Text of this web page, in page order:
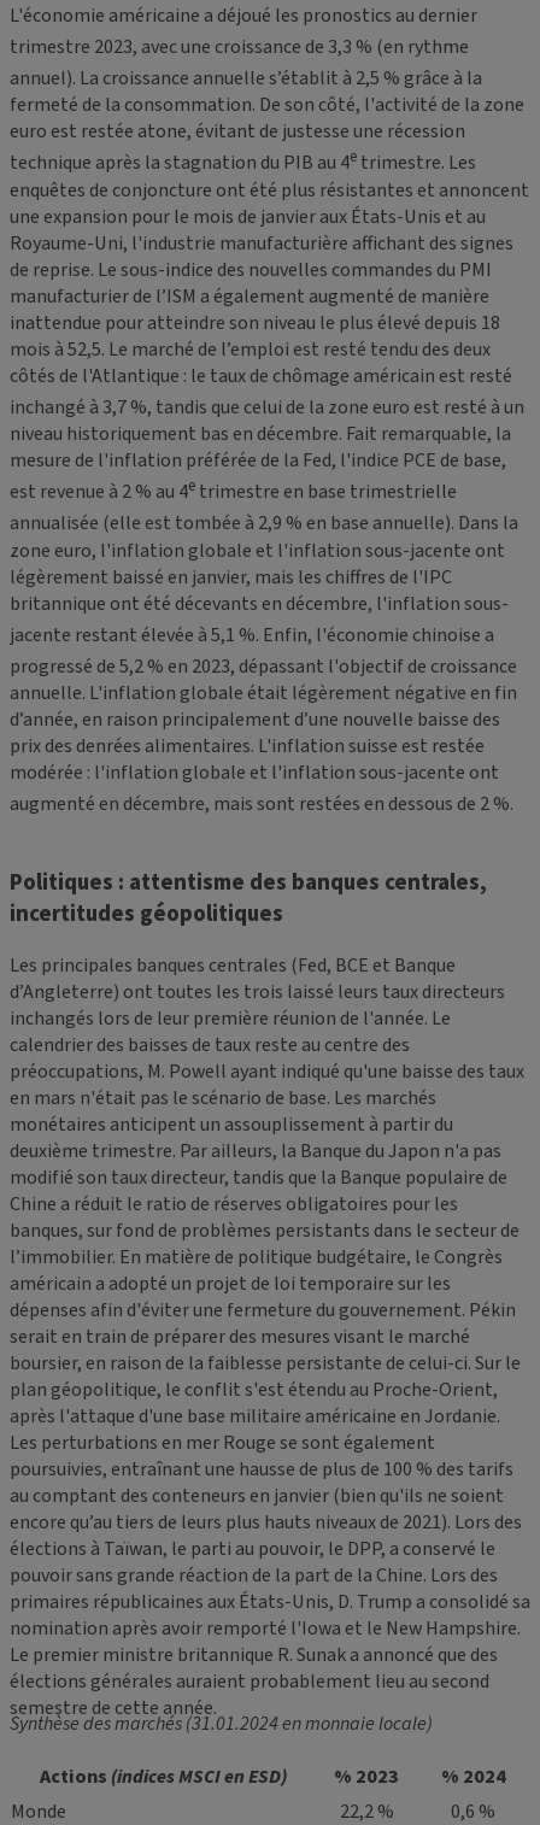
L'économie américaine a déjoué les pronostics au dernier
trimestre 2023, avec une croissance de 3,3 % (en rythme
annuel). La croissance annuelle s’établit à 2,5 % grâce à la
fermeté de la consommation. De son côté, l'activité de la zone
euro est restée atone, évitant de justesse une récession
technique après la stagnation du PIB au 4e trimestre. Les
enquêtes de conjoncture ont été plus résistantes et annoncent
une expansion pour le mois de janvier aux États-Unis et au
Royaume-Uni, l'industrie manufacturière affichant des signes
de reprise. Le sous-indice des nouvelles commandes du PMI
manufacturier de l’ISM a également augmenté de manière
inattendue pour atteindre son niveau le plus élevé depuis 18
mois à 52,5. Le marché de l’emploi est resté tendu des deux
côtés de l'Atlantique : le taux de chômage américain est resté
inchangé à 3,7%, tandis que celui de la zone euro est resté à un
niveau historiquement bas en décembre. Fait remarquable, la
mesure de l'inflation préférée de la Fed, l'indice PCE de base,
est revenue à 2% au 4e trimestre en base trimestrielle
annualisée (elle est tombée à 2,9 % en base annuelle). Dans la
zone euro, l'inflation globale et l'inflation sous-jacente ont
légèrement baissé en janvier, mais les chiffres de l'IPC
britannique ont été décevants en décembre, l'inflation sous-
jacente restant élevée à 5,1 %. Enfin, l'économie chinoise a
progressé de 5,2% en 2023, dépassant l'objectif de croissance
annuelle. L'inflation globale était légèrement négative en fin
d’année, en raison principalement d’une nouvelle baisse des
prix des denrées alimentaires. L'inflation suisse est restée
modérée : l'inflation globale et l'inflation sous-jacente ont
augmenté en décembre, mais sont restées en dessous de 2%.
Politiques : attentisme des banques centrales,
incertitudes géopolitiques
Les principales banques centrales (Fed, BCE et Banque
d’Angleterre) ont toutes les trois laissé leurs taux directeurs
inchangés lors de leur première réunion de l'année. Le
calendrier des baisses de taux reste au centre des
préoccupations, M. Powell ayant indiqué qu'une baisse des taux
en mars n'était pas le scénario de base. Les marchés
monétaires anticipent un assouplissement à partir du
deuxième trimestre. Par ailleurs, la Banque du Japon n'a pas
modifié son taux directeur, tandis que la Banque populaire de
Chine a réduit le ratio de réserves obligatoires pour les
banques, sur fond de problèmes persistants dans le secteur de
l’immobilier. En matière de politique budgétaire, le Congrès
américain a adopté un projet de loi temporaire sur les
dépenses afin d'éviter une fermeture du gouvernement. Pékin
serait en train de préparer des mesures visant le marché
boursier, en raison de la faiblesse persistante de celui-ci. Sur le
plan géopolitique, le conflit s'est étendu au Proche-Orient,
après l'attaque d'une base militaire américaine en Jordanie.
Les perturbations en mer Rouge se sont également
poursuivies, entraînant une hausse de plus de 100 % des tarifs
au comptant des conteneurs en janvier (bien qu'ils ne soient
encore qu’au tiers de leurs plus hauts niveaux de 2021). Lors des
élections à Taïwan, le parti au pouvoir, le DPP, a conservé le
pouvoir sans grande réaction de la part de la Chine. Lors des
primaires républicaines aux États-Unis, D. Trump a consolidé sa
nomination après avoir remporté l'Iowa et le New Hampshire.
Le premier ministre britannique R. Sunak a annoncé que des
élections générales auraient probablement lieu au second
semestre de cette année.
Synthèse des marchés (31.01.2024 en monnaie locale)
Actions (indices MSCI en ESD) % 2023
% 2024
Monde
22,2 %
0,6 %